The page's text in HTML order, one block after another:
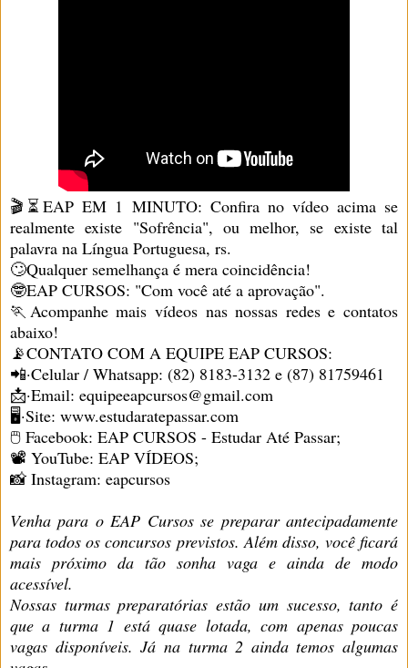
🎬⏳EAP EM 1 MINUTO: Confira no vídeo acima se
realmente existe "Sofrência", ou melhor, se existe tal
palavra na Língua Portuguesa, rs.
🙄Qualquer semelhança é mera coincidência!
🤓EAP CURSOS: "Com você até a aprovação".
🏃Acompanhe mais vídeos nas nossas redes e contatos
abaixo!
📡CONTATO COM A EQUIPE EAP CURSOS:
📲·Celular / Whatsapp: (82) 8183-3132 e (87) 81759461
📩·Email: equipeeapcursos@gmail.com
🖥·Site: www.estudaratepassar.com
🖱 Facebook: EAP CURSOS - Estudar Até Passar;
📽 YouTube: EAP VÍDEOS;
📸 Instagram: eapcursos
Venha para oEAP Cursos se preparar antecipadamente
para todos os concursos previstos. Além disso, você ficará
mais próximo da tão sonha vaga e ainda de modo
acessível.
Nossas turmas preparatórias estão um sucesso, tanto é
que a turma 1 está quase lotada, com apenas poucas
vagas disponíveis. Já na turma 2 ainda temos algumas